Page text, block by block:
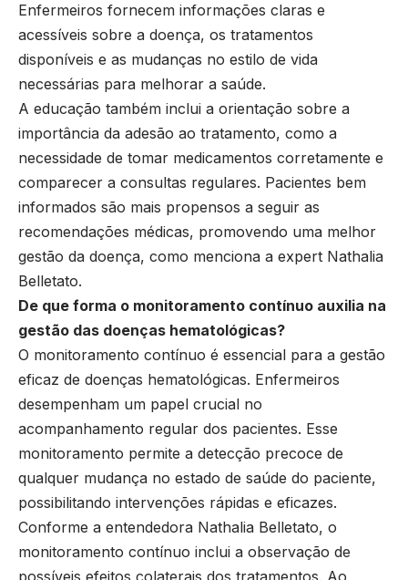
Enfermeiros fornecem informações claras e
acessíveis sobre a doença, os tratamentos
disponíveis e as mudanças no estilo de vida
necessárias para melhorar a saúde.
A educação também inclui a orientação sobre a
importância da adesão ao tratamento, como a
necessidade de tomar medicamentos corretamente e
comparecer a consultas regulares. Pacientes bem
informados são mais propensos a seguir as
recomendações médicas, promovendo uma melhor
gestão da doença, como menciona a expert Nathalia
Belletato.
De que forma o monitoramento contínuo auxilia na
gestão das doenças hematológicas?
O monitoramento contínuo é essencial para a gestão
eficaz de doenças hematológicas. Enfermeiros
desempenham um papel crucial no
acompanhamento regular dos pacientes. Esse
monitoramento permite a detecção precoce de
qualquer mudança no estado de saúde do paciente,
possibilitando intervenções rápidas e eficazes.
Conforme a entendedora Nathalia Belletato, o
monitoramento contínuo inclui a observação de